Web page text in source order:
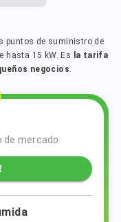
puntos de suministro de
hasta 15 kW. Es
la tarifa
negocios.
de mercado